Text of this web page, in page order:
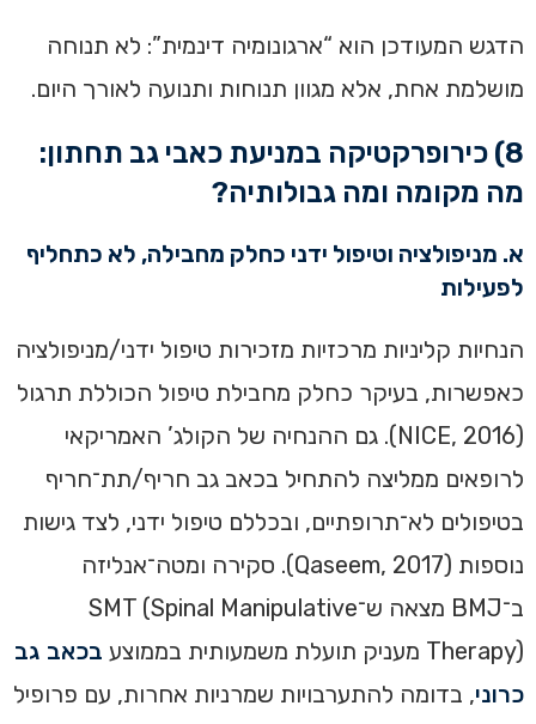
הדגש המעודכן הוא “ארגונומיה דינמית”: לא תנוחה
מושלמת אחת, אלא מגוון תנוחות ותנועה לאורך היום.
8) כירופרקטיקה במניעת כאבי גב תחתון:
מה מקומה ומה גבולותיה?
א. מניפולציה וטיפול ידני כחלק מחבילה, לא כתחליף
לפעילות
הנחיות קליניות מרכזיות מזכירות טיפול ידני/מניפולציה
כאפשרות, בעיקר כחלק מחבילת טיפול הכוללת תרגול
(NICE, 2016). גם ההנחיה של הקולג’ האמריקאי
לרופאים ממליצה להתחיל בכאב גב חריף/תת־חריף
בטיפולים לא־תרופתיים, ובכללם טיפול ידני, לצד גישות
נוספות (Qaseem, 2017). סקירה ומטה־אנליזה
ב־BMJ מצאה ש־SMT (Spinal Manipulative
Therapy) מעניק תועלת משמעותית בממוצע
בכאב גב
כרוני, בדומה להתערבויות שמרניות אחרות, עם פרופיל